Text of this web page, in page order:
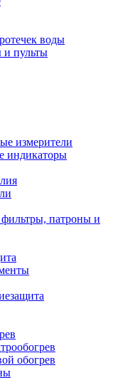
воды
и пульты
измерители
индикаторы
патроны и
обогрев